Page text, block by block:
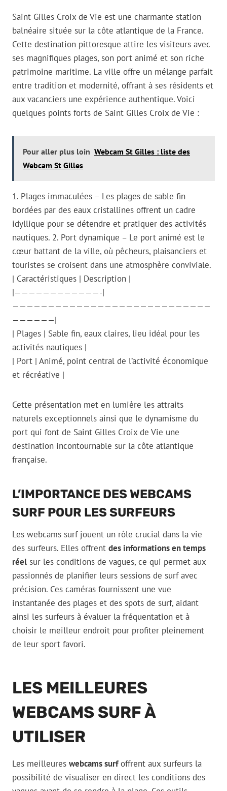
Saint Gilles Croix de Vie est une charmante station
balnéaire située sur la côte atlantique de la France.
Cette destination pittoresque attire les visiteurs avec
ses magnifiques plages, son port animé et son riche
patrimoine maritime. La ville offre un mélange parfait
entre tradition et modernité, offrant à ses résidents et
aux vacanciers une expérience authentique. Voici
quelques points forts de Saint Gilles Croix de Vie :
Pour aller plus loin Webcam St Gilles : liste des
Webcam St Gilles
1. Plages immaculées – Les plages de sable fin
bordées par des eaux cristallines offrent un cadre
idyllique pour se détendre et pratiquer des activités
nautiques. 2. Port dynamique – Le port animé est le
cœur battant de la ville, où pêcheurs, plaisanciers et
touristes se croisent dans une atmosphère conviviale.
| Caractéristiques | Description |
|————————————-|
————————————————————————————
——————|
| Plages | Sable fin, eaux claires, lieu idéal pour les
activités nautiques |
| Port | Animé, point central de l’activité économique
et récréative |
Cette présentation met en lumière les attraits
naturels exceptionnels ainsi que le dynamisme du
port qui font de Saint Gilles Croix de Vie une
destination incontournable sur la côte atlantique
française.
L’IMPORTANCE DES WEBCAMS
SURF POUR LES SURFEURS
Les webcams surf jouent un rôle crucial dans la vie
des surfeurs. Elles offrent des informations en temps
réel sur les conditions de vagues, ce qui permet aux
passionnés de planifier leurs sessions de surf avec
précision. Ces caméras fournissent une vue
instantanée des plages et des spots de surf, aidant
ainsi les surfeurs à évaluer la fréquentation et à
choisir le meilleur endroit pour profiter pleinement
de leur sport favori.
LES MEILLEURES
WEBCAMS SURF À
UTILISER
Les meilleures webcams surfoffrent aux surfeurs la
possibilité de visualiser en direct les conditions des